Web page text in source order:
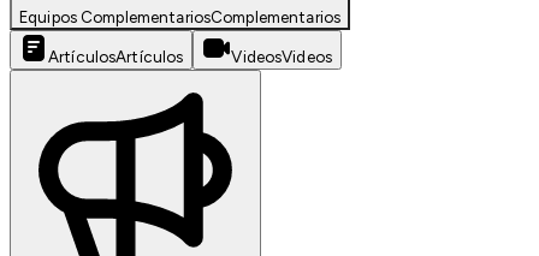
Equipos ComplementariosComplementarios
ArtículosArtículos VideosVideos